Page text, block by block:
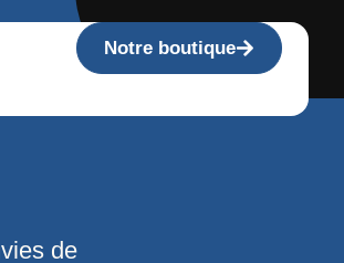
Notre boutique
de